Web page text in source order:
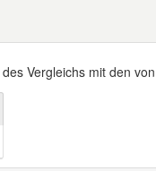
Vergleichs mit den